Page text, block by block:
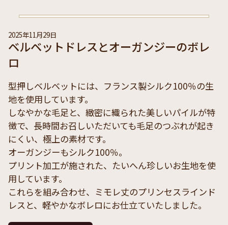
2025年11月29日
ベルベットドレスとオーガンジーのボレ
ロ
型押しベルベットには、フランス製シルク100％の生
地を使用しています。
しなやかな毛足と、緻密に織られた美しいパイルが特
徴で、長時間お召しいただいても毛足のつぶれが起き
にくい、極上の素材です。
オーガンジーもシルク100％。
プリント加工が施された、たいへん珍しいお生地を使
用しています。
これらを組み合わせ、ミモレ丈のプリンセスラインド
レスと、軽やかなボレロにお仕立ていたしました。